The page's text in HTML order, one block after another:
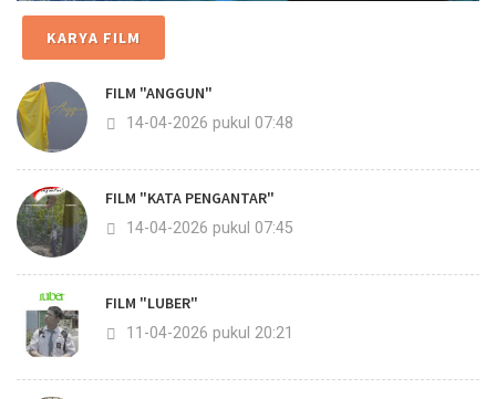
KARYA FILM
FILM "ANGGUN"
14-04-2026 pukul 07:48
FILM "KATA PENGANTAR"
14-04-2026 pukul 07:45
FILM "LUBER"
11-04-2026 pukul 20:21